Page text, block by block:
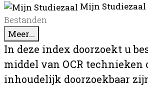
Mijn
Bestanden
Meer...
In deze index doorzoekt u
middel van OCR
inhoudelijk doorzoekbaar